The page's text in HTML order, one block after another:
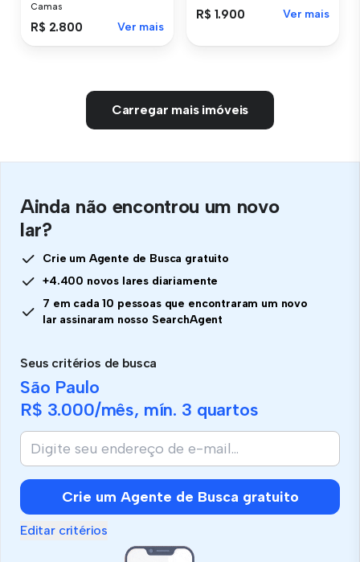
Camas
R$ 2.800 Ver mais
R$ 1.900 Ver mais
Carregar mais imóveis
Ainda não encontrou um novo
lar?
Crie um Agente de Busca gratuito
+4.400 novos lares diariamente
7 em cada 10 pessoas que encontraram um novo
lar assinaram nosso SearchAgent
Seus critérios de busca
São Paulo
R$ 3.000/mês, mín. 3 quartos
Crie um Agente de Busca gratuito
Editar critérios